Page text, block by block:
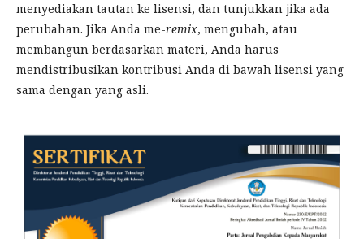
menyediakan tautan ke lisensi, dan tunjukkan jika ada
perubahan. Jika Anda me-remix, mengubah, atau
membangun berdasarkan materi, Anda harus
mendistribusikan kontribusi Anda di bawah lisensi yang
sama dengan yang asli.